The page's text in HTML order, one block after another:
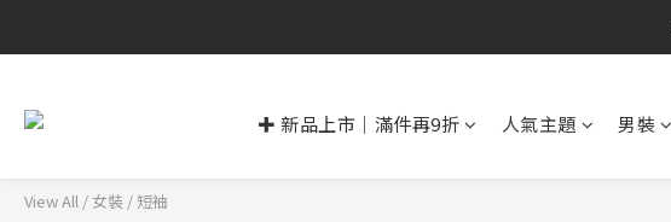
✚ 新品上市｜滿件再9折 人氣主題 男裝
View All / 女裝 / 短袖